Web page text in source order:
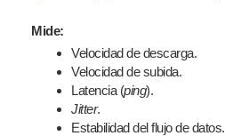
Mide:
Velocidad de descarga.
Velocidad de subida.
Latencia (ping).
Jitter.
Estabilidad del flujo de datos.